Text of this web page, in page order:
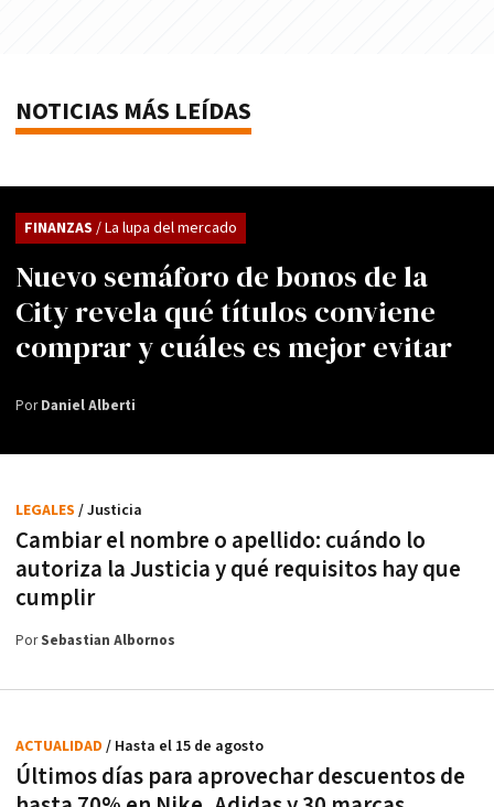
NOTICIAS MÁS LEÍDAS
Nuevo semáforo de bonos de la
City revela qué títulos conviene
comprar y cuáles es mejor evitar
FINANZAS / La lupa del mercado
PorDaniel Alberti
Cambiar el nombre o apellido: cuándo lo
autoriza la Justicia y qué requisitos hay que
cumplir
LEGALES / Justicia
PorSebastian Albornos
Últimos días para aprovechar descuentos de
ACTUALIDAD / Hasta el 15 de agosto